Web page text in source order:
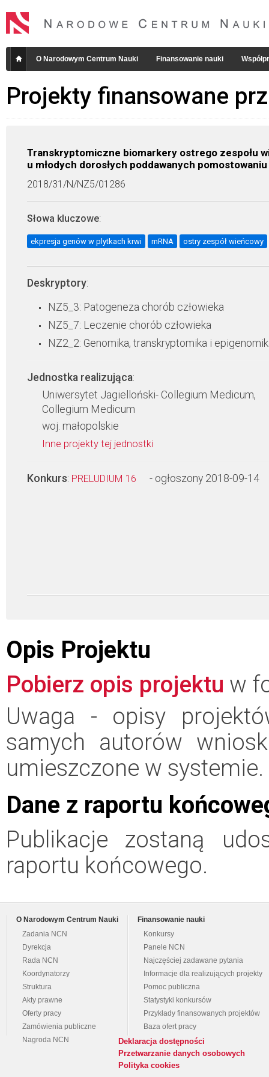
O Narodowym Centrum Nauki Finansowanie nauki
Projekty finansowane
Transkryptomiczne biomarkery ostrego zespołu
u młodych dorosłych poddawanych
2018/31/N/NZ5/01286
Słowa kluczowe:
ekpresja genów w plytkach krwi mRNA ostry zespół wieńcowy
Deskryptory:
NZ5_3: Patogeneza chorób człowieka
NZ5_7: Leczenie chorób człowieka
NZ2_2: Genomika, transkryptomika i
Jednostka realizująca:
Uniwersytet Jagielloński- Collegium Medicum,
Collegium Medicum
woj. małopolskie
Inne projekty tej jednostki
Konkurs: PRELUDIUM 16 - ogłoszony 2018-09-14
Opis Projektu
Pobierz opis projektu w
Uwaga - opisy
samych autorów
umieszczone w systemie.
Dane z raportu
Publikacje zostaną
raportu końcowego.
O Narodowym Centrum Nauki
Zadania NCN
Dyrekcja
Rada NCN
Koordynatorzy
Struktura
Akty prawne
Oferty pracy
Zamówienia publiczne
Nagroda NCN
Finansowanie nauki
Konkursy
Panele NCN
Najczęściej zadawane pytania
Informacje dla realizujących projekty
Pomoc publiczna
Statystyki konkursów
Przykłady finansowanych projektów
Baza ofert pracy
Deklaracja dostępności
Przetwarzanie danych osobowych
Polityka cookies